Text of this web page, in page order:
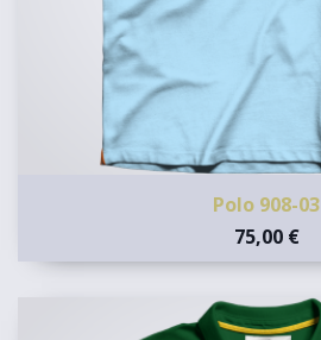
Polo 908-03
75,00 €